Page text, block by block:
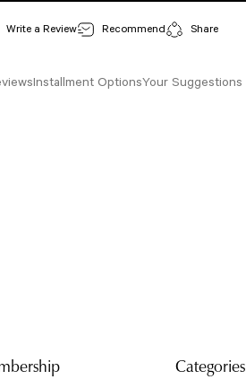
Write a Review Recommend Share
Installment OptionsYour Suggestions
Categories